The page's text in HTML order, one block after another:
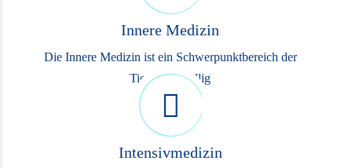
Innere Medizin
Die Innere Medizin ist ein Schwerpunktbereich der
Tierklinik Trillig
Intensivmedizin